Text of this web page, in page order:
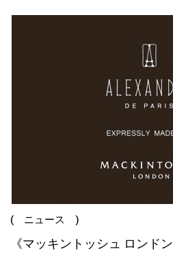
( ニュース )
《マッキントッシュ ロンド